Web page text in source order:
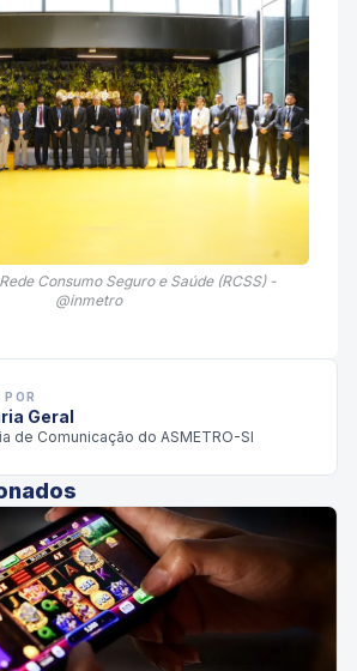
Consumo Seguro e Saúde (RCSS) -
@inmetro
Geral
de Comunicação do ASMETRO-SI